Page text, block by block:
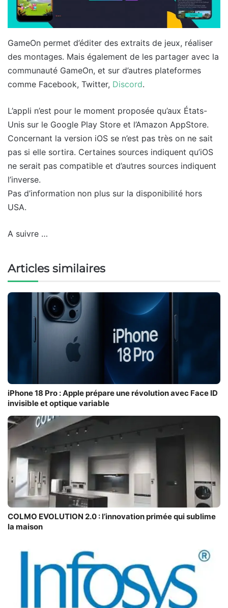
GameOn permet d’éditer des extraits de jeux, réaliser
des montages. Mais également de les partager avec la
communauté GameOn, et sur d’autres plateformes
comme Facebook, Twitter, Discord.
L’appli n’est pour le moment proposée qu’aux États-
Unis sur le Google Play Store et l’Amazon AppStore.
Concernant la version iOS se n’est pas très on ne sait
pas si elle sortira. Certaines sources indiquent qu’iOS
ne serait pas compatible et d’autres sources indiquent
l’inverse.
Pas d’information non plus sur la disponibilité hors
USA.
A suivre …
Articles similaires
iPhone 18 Pro : Apple prépare une révolution avec Face ID
invisible et optique variable
COLMO EVOLUTION 2.0 : l’innovation primée qui sublime
la maison